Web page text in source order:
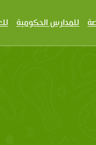
للمدارس الحكومية